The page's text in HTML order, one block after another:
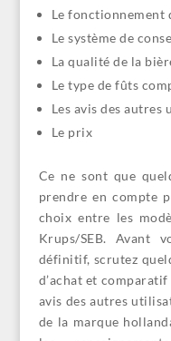
Le fonctionnement
Le système de
La qualité de la
Le type de fûts
Les avis des autres
Le prix
Ce ne sont que
prendre en compte
choix entre les
Krups/SEB. Avant
définitif, scrutez
d’achat et
avis des autres
de la marque